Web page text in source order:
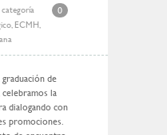
categoría 0
, ECMH,
de
la
dialogando con
promociones.